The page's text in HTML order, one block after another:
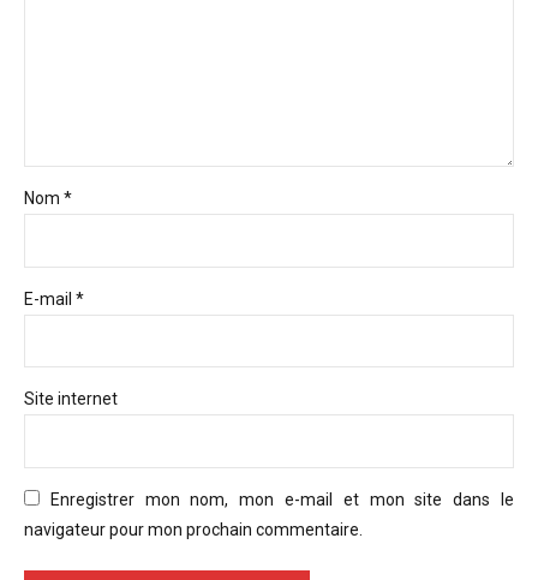
Nom *
E-mail *
Site internet
Enregistrer mon nom, mon e-mail et mon site dans le
navigateur pour mon prochain commentaire.